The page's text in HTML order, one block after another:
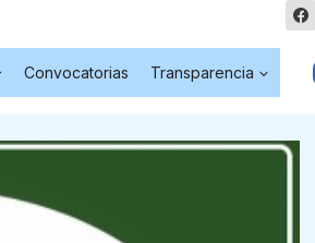
Convocatorias Transparencia